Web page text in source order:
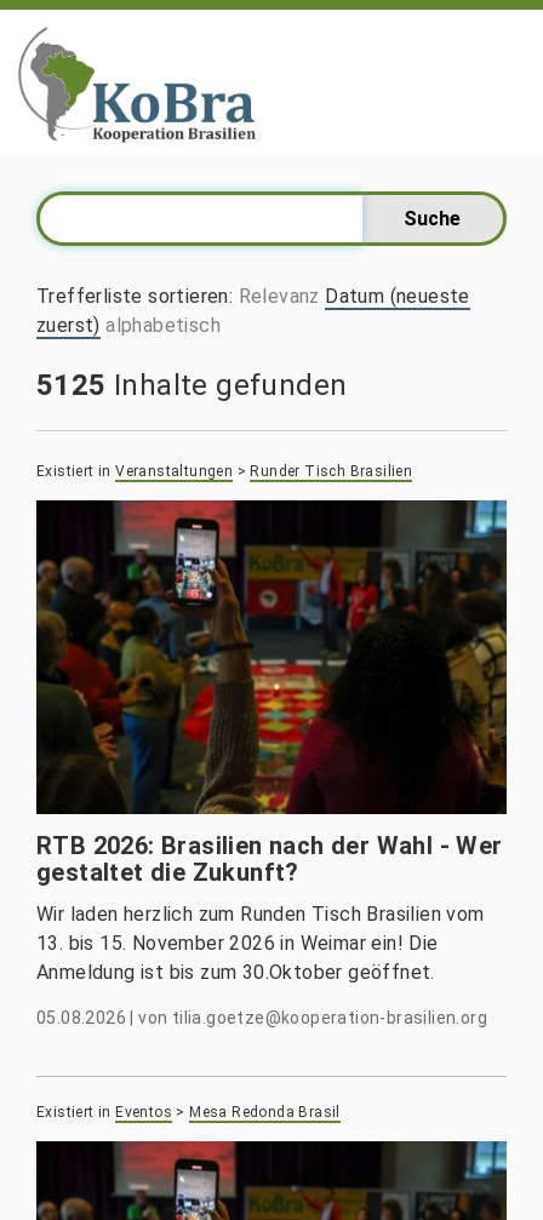
Trefferliste sortieren: Relevanz Datum (neueste
zuerst) alphabetisch
5125 Inhalte gefunden
Existiert in Veranstaltungen > Runder Tisch Brasilien
RTB 2026: Brasilien nach der Wahl - Wer
gestaltet die Zukunft?
Wir laden herzlich zum Runden Tisch Brasilien vom
13. bis 15. November 2026 in Weimar ein! Die
Anmeldung ist bis zum 30.Oktober geöffnet.
05.08.2026 |von tilia.goetze@kooperation-brasilien.org
Existiert in Eventos > Mesa Redonda Brasil